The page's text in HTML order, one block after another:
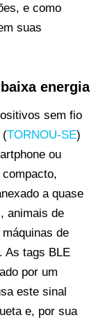
e como
suas
energia
sem fio
(TORNOU-SE)
ou
a quase
animais de
de
As tags BLE
por um
este sinal
e, por sua